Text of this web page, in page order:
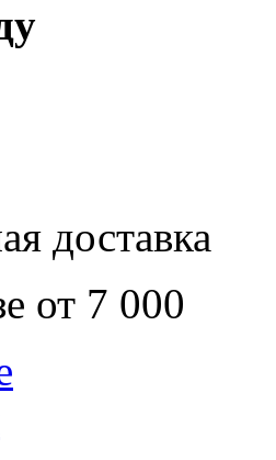
доставка
от 7 000